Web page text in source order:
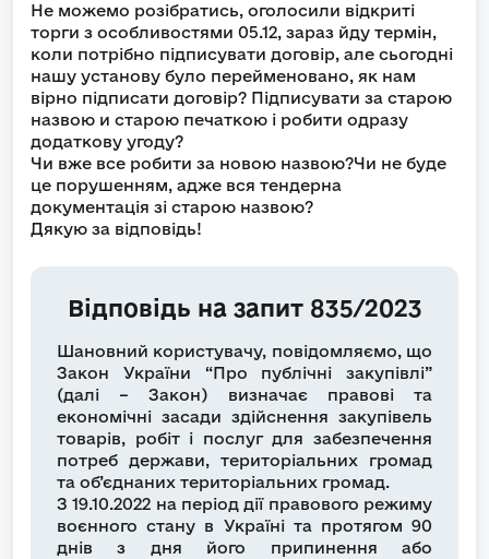
Не можемо розібратись, оголосили відкриті
торги з особливостями 05.12, зараз йду термін,
коли потрібно підписувати договір, але сьогодні
нашу установу було перейменовано, як нам
вірно підписати договір? Підписувати за старою
назвою и старою печаткою і робити одразу
додаткову угоду?
Чи вже все робити за новою назвою?Чи не буде
це порушенням, адже вся тендерна
документація зі старою назвою?
Дякую за відповідь!
Відповідь на запит 835/2023
Шановний користувачу, повідомляємо, що
Закон України “Про публічні закупівлі”
(далі – Закон) визначає правові та
економічні засади здійснення закупівель
товарів, робіт і послуг для забезпечення
потреб держави, територіальних громад
та об’єднаних територіальних громад.
З 19.10.2022 на період дії правового режиму
воєнного стану в Україні та протягом 90
днів з дня його припинення або